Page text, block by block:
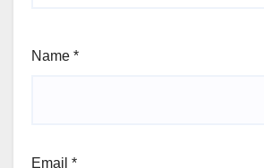
Name *
Email *